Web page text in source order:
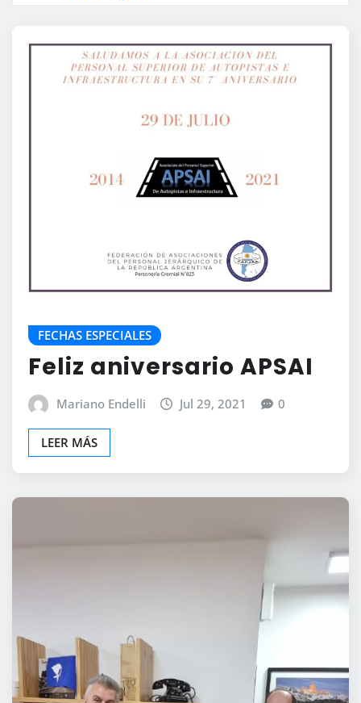
FECHAS ESPECIALES
Feliz aniversario APSAI
Mariano Endelli Jul 29, 2021 0
LEER MÁS